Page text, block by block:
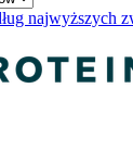
najwyższych